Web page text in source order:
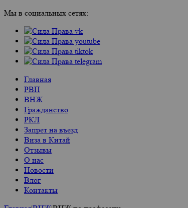
Мы в социальных сетях:
Главная
РВП
ВНЖ
Гражданство
РКЛ
Запрет на въезд
Виза в Китай
Отзывы
О нас
Новости
Влог
Контакты